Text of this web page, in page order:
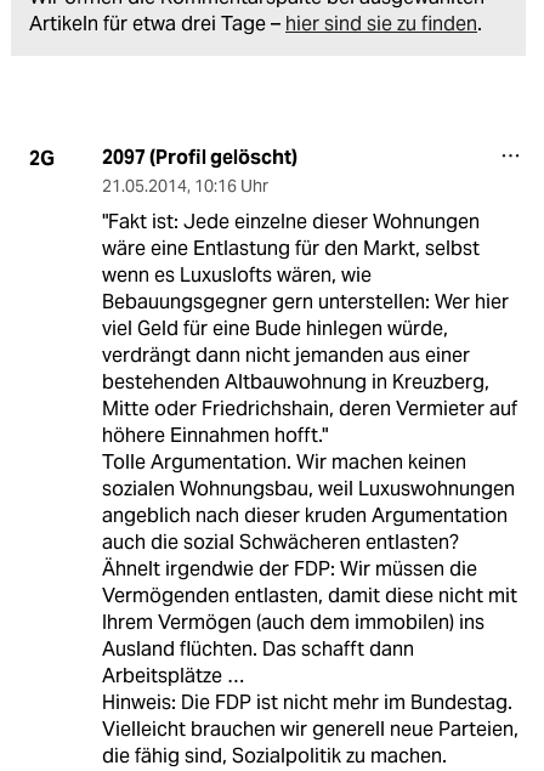
Artikeln für etwa drei Tage – hier sind sie zu finden.
2G 2097 (Profil gelöscht)
21.05.2014, 10:16 Uhr
"Fakt ist: Jede einzelne dieser Wohnungen
wäre eine Entlastung für den Markt, selbst
wenn es Luxuslofts wären, wie
Bebauungsgegner gern unterstellen: Wer hier
viel Geld für eine Bude hinlegen würde,
verdrängt dann nicht jemanden aus einer
bestehenden Altbauwohnung in Kreuzberg,
Mitte oder Friedrichshain, deren Vermieter auf
höhere Einnahmen hofft."
Tolle Argumentation. Wir machen keinen
sozialen Wohnungsbau, weil Luxuswohnungen
angeblich nach dieser kruden Argumentation
auch die sozial Schwächeren entlasten?
Ähnelt irgendwie der FDP: Wir müssen die
Vermögenden entlasten, damit diese nicht mit
Ihrem Vermögen (auch dem immobilen) ins
Ausland flüchten. Das schafft dann
Arbeitsplätze …
Hinweis: Die FDP ist nicht mehr im Bundestag.
Vielleicht brauchen wir generell neue Parteien,
die fähig sind, Sozialpolitik zu machen.